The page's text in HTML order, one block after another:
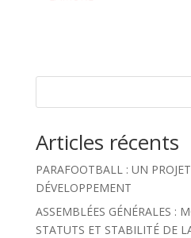
Articles récents
PARAFOOTBALL : UN
DÉVELOPPEMENT
ASSEMBLÉES GÉNÉRALES :
STATUTS ET STABILITÉ DE